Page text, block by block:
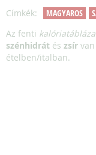
Címkék: MAGYAROS
Az fenti
szénhidrát és zsír
ételben/italban.